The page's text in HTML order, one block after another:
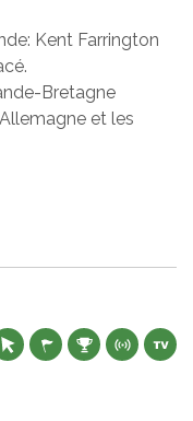
Kent Farrington
Bretagne
et les